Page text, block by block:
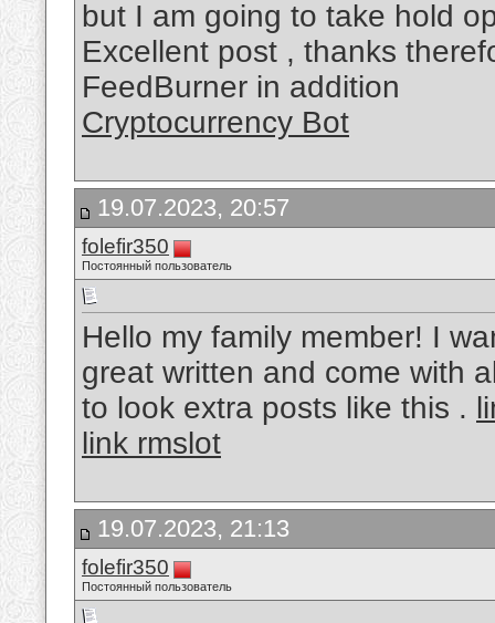
but I am going to take hold
Excellent post , thanks
FeedBurner in addition
Cryptocurrency Bot
19.07.2023, 20:57
folefir350
Постоянный пользователь
Hello my family member! I
great written and come with
to look extra posts like this .
link rmslot
19.07.2023, 21:13
folefir350
Постоянный пользователь